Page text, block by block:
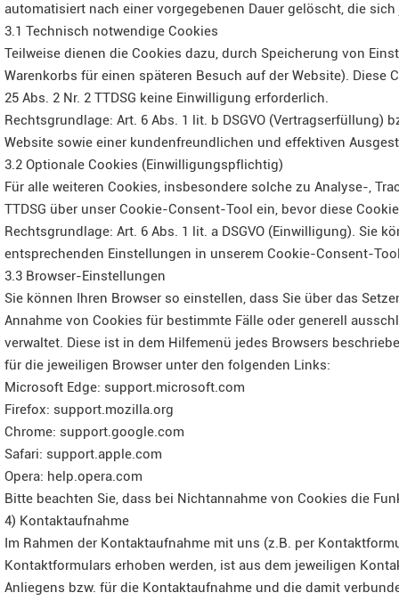
automatisiert nach einer vorgegebenen Dauer gelöscht, die
3.1 Technisch notwendige Cookies
Teilweise dienen die Cookies dazu, durch Speicherung von
Warenkorbs für einen späteren Besuch auf der Website).
25 Abs. 2 Nr. 2 TTDSG keine Einwilligung erforderlich.
Rechtsgrundlage: Art. 6 Abs. 1 lit. b DSGVO (Vertragserfüllung)
Website sowie einer kundenfreundlichen und effektiven
3.2 Optionale Cookies (Einwilligungspflichtig)
Für alle weiteren Cookies, insbesondere solche zu Analyse-,
TTDSG über unser Cookie-Consent-Tool ein, bevor diese
Rechtsgrundlage: Art. 6 Abs. 1 lit. a DSGVO (Einwilligung). Sie
entsprechenden Einstellungen in unserem Cookie-Consent-
3.3 Browser-Einstellungen
Sie können Ihren Browser so einstellen, dass Sie über das
Annahme von Cookies für bestimmte Fälle oder generell
verwaltet. Diese ist in dem Hilfemenü jedes Browsers
für die jeweiligen Browser unter den folgenden Links:
Microsoft Edge: support.microsoft.com
Firefox: support.mozilla.org
Chrome: support.google.com
Safari: support.apple.com
Opera: help.opera.com
Bitte beachten Sie, dass bei Nichtannahme von Cookies die
4) Kontaktaufnahme
Im Rahmen der Kontaktaufnahme mit uns (z.B. per
Kontaktformulars erhoben werden, ist aus dem jeweiligen
Anliegens bzw. für die Kontaktaufnahme und die damit